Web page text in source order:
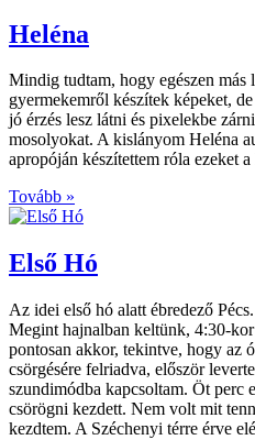
Heléna
Mindig tudtam, hogy egészen más
gyermekemről készítek képeket,
jó érzés lesz látni és pixelekbe
mosolyokat. A kislányom Heléna
apropóján készítettem róla ezeket a
Tovább »
Első Hó
Az idei első hó alatt ébredező
Megint hajnalban keltünk, 4:30-
pontosan akkor, tekintve, hogy az
csörgésére felriadva, először
szundimódba kapcsoltam. Öt perc
csörögni kezdett. Nem volt mit
kezdtem. A Széchenyi térre érve